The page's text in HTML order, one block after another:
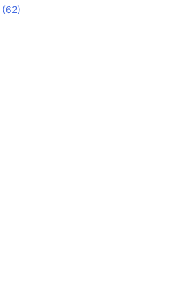
(62)